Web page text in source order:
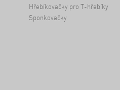
Hřebíkovačky pro T-hřebíky
Sponkovačky